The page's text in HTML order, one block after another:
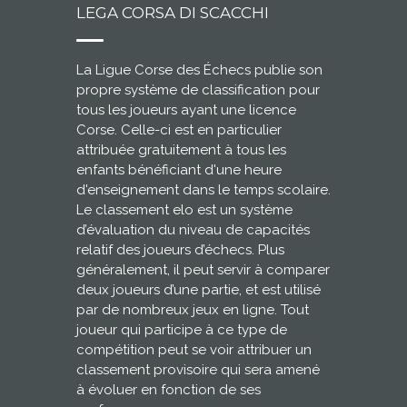
LEGA CORSA DI SCACCHI
La Ligue Corse des Échecs publie son
propre système de classification pour
tous les joueurs ayant une licence
Corse. Celle-ci est en particulier
attribuée gratuitement à tous les
enfants bénéficiant d'une heure
d'enseignement dans le temps scolaire.
Le classement elo est un système
d’évaluation du niveau de capacités
relatif des joueurs d’échecs. Plus
généralement, il peut servir à comparer
deux joueurs d’une partie, et est utilisé
par de nombreux jeux en ligne. Tout
joueur qui participe à ce type de
compétition peut se voir attribuer un
classement provisoire qui sera amené
à évoluer en fonction de ses